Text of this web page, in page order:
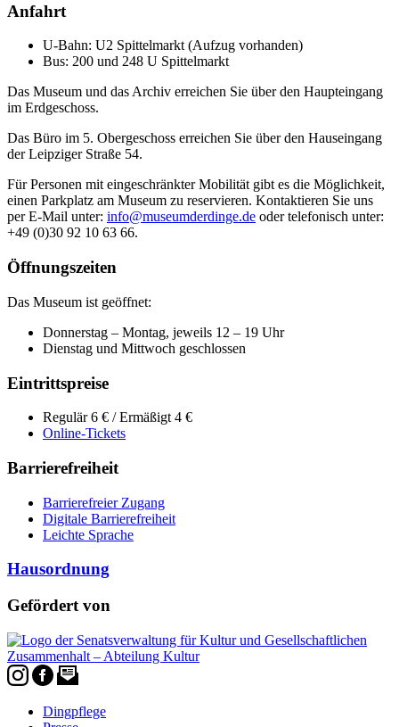
Anfahrt
U-Bahn: U2 Spittelmarkt (Aufzug vorhanden)
Bus: 200 und 248 U Spittelmarkt
Das Museum und das Archiv erreichen Sie über den Haupteingang
im Erdgeschoss.
Das Büro im 5. Obergeschoss erreichen Sie über den Hauseingang
der Leipziger Straße 54.
Für Personen mit eingeschränkter Mobilität gibt es die Möglichkeit,
einen Parkplatz am Museum zu reservieren. Kontaktieren Sie uns
per E-Mail unter: info@museumderdinge.de oder telefonisch unter:
+49 (0)30 92 10 63 66.
Öffnungszeiten
Das Museum ist geöffnet:
Donnerstag – Montag, jeweils 12 – 19 Uhr
Dienstag und Mittwoch geschlossen
Eintrittspreise
Regulär 6 € / Ermäßigt 4 €
Online-Tickets
Barrierefreiheit
Barrierefreier Zugang
Digitale Barrierefreiheit
Leichte Sprache
Hausordnung
Gefördert von
Dingpflege